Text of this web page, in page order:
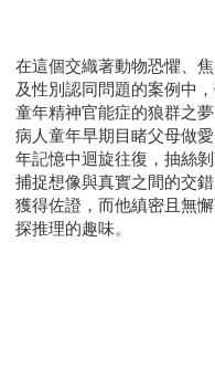
在這個交織著動物恐懼、
及性別認同問題的案例中
童年精神官能症的狼群之
病人童年早期目睹父母做
年記憶中迴旋往復，抽絲
捕捉想像與真實之間的交
獲得佐證，而他縝密且無
探推理的趣味。